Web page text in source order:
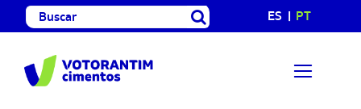
Skip
to
content
Search
ES PT